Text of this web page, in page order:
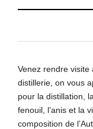
Venez rendre visite
distillerie, on vous
pour la distillation,
fenouil, l’anis et la
composition de